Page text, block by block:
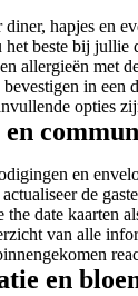
hapjes en
beste bij jullie
allergieën met
in een
opties
en
de
the date kaarten
van alle
en